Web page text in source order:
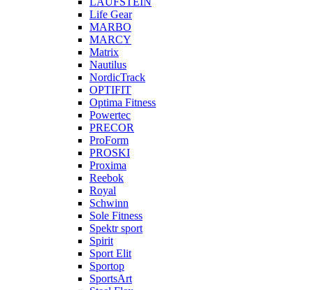
Life Gear
MARBO
MARCY
Matrix
Nautilus
NordicTrack
OPTIFIT
Optima Fitness
Powertec
PRECOR
ProForm
PROSKI
Proxima
Reebok
Royal
Schwinn
Sole Fitness
Spektr sport
Spirit
Sport Elit
Sportop
SportsArt